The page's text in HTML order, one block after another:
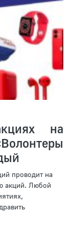
на
проводит на
акций. Любой